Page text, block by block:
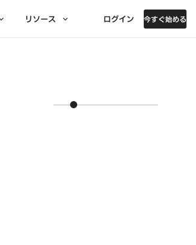
リソース ログイン 今すぐ始める